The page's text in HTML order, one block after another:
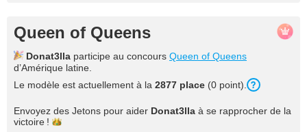
Queen of Queens
Donat3lla participe au concours Queen of Queens
d’Amérique latine.
Le modèle est actuellement à la 2877 place (0 point).
Envoyez des Jetons pour aider Donat3lla à se rapprocher de la
victoire !